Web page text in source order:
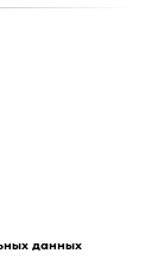
данных